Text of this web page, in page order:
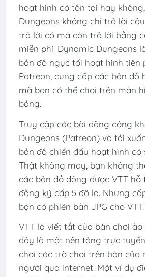
hoạt hình có tồn tại hay
Dungeons không chỉ trả lời
trả lời có mà còn trả lời bằng
miễn phí. Dynamic Dungeons
bản đồ ngục tối hoạt hình tiên
Patreon, cung cấp các bản đồ
mà bạn có thể chơi trên màn
bảng.
Truy cập các bài đăng công
Dungeons (Patreon) và tải
bản đồ chiến đấu hoạt hình có
Thật không may, bạn không
các bản đồ động được VTT hỗ
đăng ký cấp 5 đô la. Nhưng
bạn có phiên bản JPG cho VTT.
VTT là viết tắt của bàn chơi ảo
đây là một nền tảng trực
chơi các trò chơi trên bàn của
người qua internet. Một ví dụ